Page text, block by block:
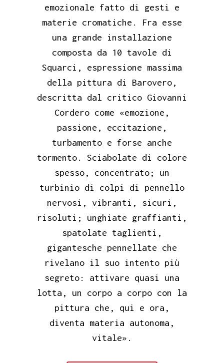
emozionale fatto di gesti e
materie cromatiche. Fra esse
una grande installazione
composta da 10 tavole di
Squarci, espressione massima
della pittura di Barovero,
descritta dal critico Giovanni
Cordero come «emozione,
passione, eccitazione,
turbamento e forse anche
tormento. Sciabolate di colore
spesso, concentrato; un
turbinio di colpi di pennello
nervosi, vibranti, sicuri,
risoluti; unghiate graffianti,
spatolate taglienti,
gigantesche pennellate che
rivelano il suo intento più
segreto: attivare quasi una
lotta, un corpo a corpo con la
pittura che, qui e ora,
diventa materia autonoma,
vitale».